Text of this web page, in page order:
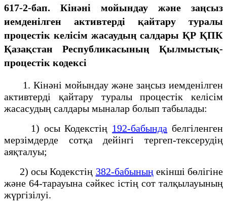
617-2-бап. Кінәні мойындау және заңсыз
иемденілген активтерді қайтару туралы
процестік келісім жасаудың салдары ҚР ҚПК
Қазақстан Республикасының Қылмыстық-
процестік кодексi
1. Кінәні мойындау және заңсыз иемденілген
активтерді қайтару туралы процестік келісім
жасасудың салдары мыналар болып табылады:
1) осы Кодекстің 192-бабында белгіленген
мерзімдерде сотқа дейінгі тергеп-тексерудің
аяқталуы;
2) осы Кодекстің 382-бабыныңекінші бөлігіне
және 64-тарауына сәйкес істің сот талқылауының
жүргізілуі.